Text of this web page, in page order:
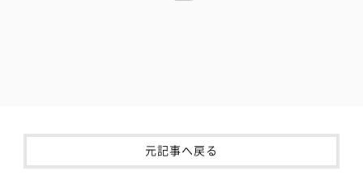
元記事へ戻る